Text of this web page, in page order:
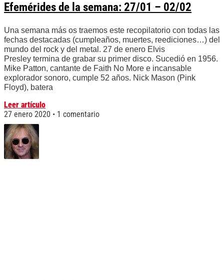
Efemérides de la semana: 27/01 – 02/02
Una semana más os traemos este recopilatorio con todas las
fechas destacadas (cumpleaños, muertes, reediciones…) del
mundo del rock y del metal. 27 de enero Elvis
Presley termina de grabar su primer disco. Sucedió en 1956.
Mike Patton, cantante de Faith No More e incansable
explorador sonoro, cumple 52 años. Nick Mason (Pink
Floyd), batera
Leer artículo
27 enero 2020
1 comentario